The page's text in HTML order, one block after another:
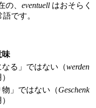
の、 eventuell はおそらく
です。
味
なる」ではない（werden
物」ではない（Geschenk